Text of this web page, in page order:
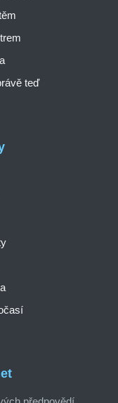
teď